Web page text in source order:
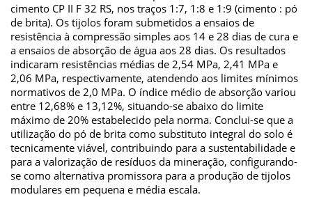
cimento CP II F 32 RS, nos traços 1:7, 1:8 e 1:9 (cimento : pó
de brita). Os tijolos foram submetidos a ensaios de
resistência à compressão simples aos 14 e 28 dias de cura e
a ensaios de absorção de água aos 28 dias. Os resultados
indicaram resistências médias de 2,54 MPa, 2,41 MPa e
2,06 MPa, respectivamente, atendendo aos limites mínimos
normativos de 2,0 MPa. O índice médio de absorção variou
entre 12,68% e 13,12%, situando-se abaixo do limite
máximo de 20% estabelecido pela norma. Conclui-se que a
utilização do pó de brita como substituto integral do solo é
tecnicamente viável, contribuindo para a sustentabilidade e
para a valorização de resíduos da mineração, configurando-
se como alternativa promissora para a produção de tijolos
modulares em pequena e média escala.